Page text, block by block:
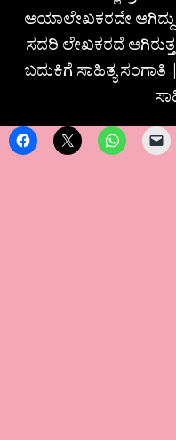
ಆಯಾಲೇಖಕರದೇ
ಸದರಿ ಲೇಖಕರದೆ
ಬದುಕಿಗೆ ಸಾಹಿತ್ಯ